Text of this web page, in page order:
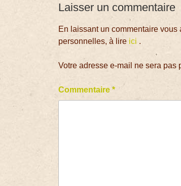
Laisser un commentaire
En laissant un commentaire
personnelles, à lire ici .
Votre adresse e-mail ne sera pas
Commentaire*